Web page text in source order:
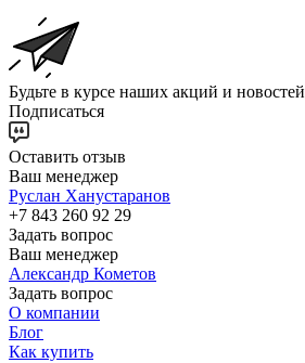
Будьте в курсе наших акций и новостей
Подписаться
Оставить отзыв
Ваш менеджер
Руслан Ханустаранов
+7 843 260 92 29
Задать вопрос
Ваш менеджер
Александр Кометов
Задать вопрос
О компании
Блог
Как купить